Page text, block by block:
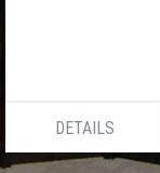
DETAILS